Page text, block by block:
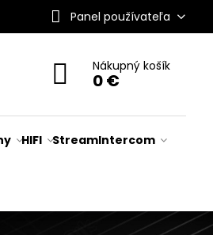
Panel používateľa
Nákupný košík
0 €
HIFI StreamIntercom